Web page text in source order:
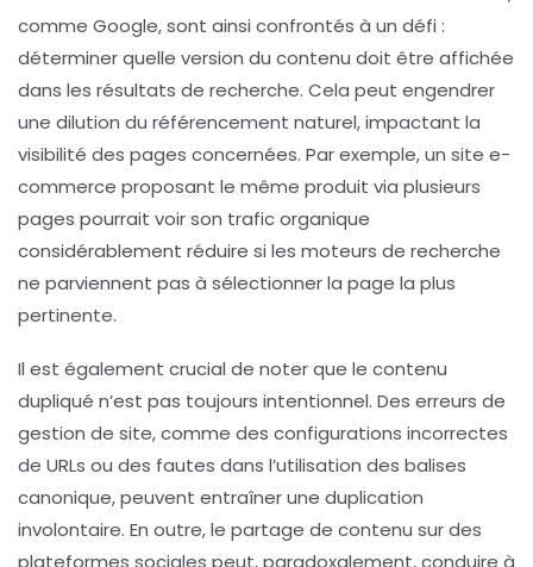
comme Google, sont ainsi confrontés à un défi :
déterminer quelle version du contenu doit être affichée
dans les résultats de recherche. Cela peut engendrer
une dilution du référencement naturel, impactant la
visibilité des pages concernées. Par exemple, un site e-
commerce proposant le même produit via plusieurs
pages pourrait voir son trafic organique
considérablement réduire si les moteurs de recherche
ne parviennent pas à sélectionner la page la plus
pertinente.
Il est également crucial de noter que le contenu
dupliqué n’est pas toujours intentionnel. Des erreurs de
gestion de site, comme des configurations incorrectes
de URLs ou des fautes dans l’utilisation des balises
canonique, peuvent entraîner une duplication
involontaire. En outre, le partage de contenu sur des
plateformes sociales peut, paradoxalement, conduire à